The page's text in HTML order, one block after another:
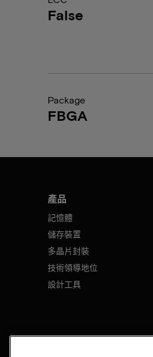
False
Package
FBGA
產品
記憶體
儲存裝置
多晶片封裝
技術領導地位
設計工具